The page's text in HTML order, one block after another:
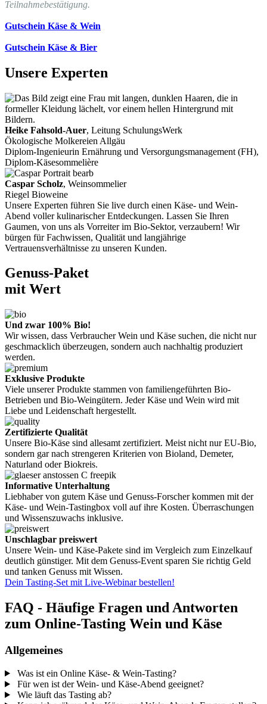
Teilnahmebestätigung.
Gutschein Käse & Wein
Gutschein Käse & Bier
Unsere Experten
Heike Fahsold-Auer, Leitung SchulungsWerk
Ökologische Molkereien Allgäu
Diplom-Ingenieurin Ernährung und Versorgungsmanagement (FH),
Diplom-Käsesommelière
Caspar Scholz, Weinsommelier
Riegel Bioweine
Unsere Experten führen Sie live durch einen Käse- und Wein-
Abend voller kulinarischer Entdeckungen. Lassen Sie Ihren
Gaumen, von uns als Vorreiter im Bio-Sektor, verzaubern! Wir
bürgen für Fachwissen, Qualität und langjährige
Vertrauensverhältnisse zu unseren Kunden.
Genuss-Paket
mit Wert
Und zwar 100% Bio!
Wir wissen, dass Verbraucher Wein und Käse suchen, die nicht nur
geschmacklich überzeugen, sondern auch nachhaltig produziert
werden.
Exklusive Produkte
Viele unserer Produkte stammen von familiengeführten Bio-
Betrieben und Bio-Weingütern. Jeder Käse und Wein wird mit
Liebe und Leidenschaft hergestellt.
Zertifizierte Qualität
Unsere Bio-Käse sind allesamt zertifiziert. Meist nicht nur EU-Bio,
sondern gar nach strengeren Kriterien von Bioland, Demeter,
Naturland oder Biokreis.
Informative Unterhaltung
Liebhaber von gutem Käse und Genuss-Forscher kommen mit der
Käse- und Wein-Tastingbox voll auf ihre Kosten. Überraschungen
und Wissenszuwachs inklusive.
Unschlagbar preiswert
Unsere Wein- und Käse-Pakete sind im Vergleich zum Einzelkauf
deutlich günstiger. Mit dem Genuss-Event sparen Sie richtig Geld
und tanken Genuss mit Wissen.
Dein Tasting-Set mit Live-Webinar bestellen!
FAQ - Häufige Fragen und Antworten
zum Online-Tasting Wein und Käse
Allgemeines
Was ist ein Online Käse- & Wein-Tasting?
Für wen ist der Wein- und Käse-Abend geeignet?
Wie läuft das Tasting ab?